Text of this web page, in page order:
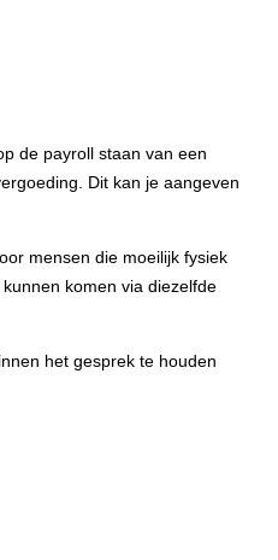
de payroll staan van een
Dit kan je aangeven
mensen die moeilijk fysiek
komen via diezelfde
het gesprek te houden